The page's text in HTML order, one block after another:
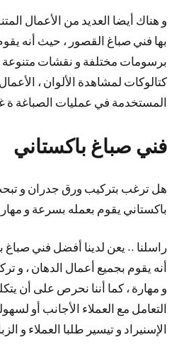
و هناك أيضا العديد من الأعمال
بها فني صباغ القصور ، حيث أنه
برسومات مختلفة و نقشات متنوعة
كتالوكات لمشاهدة الألوان ،
المستخدمة في عمليات الصباغة ة
فني صباغ باكستاني
هل ترغب بتركيب ورق جدران و
باكستاني يقوم بعمله بسرعة و
راسلنا .. يعن لدينا أفضل فني صباغ
أنه يقوم بجميع أعمال الدهان ، و
و مهارة ، كما أننا نحرص على أن
التعامل مع العملاء الأجانب أو
الإسنيراد و تيسير طلبا العملاء و